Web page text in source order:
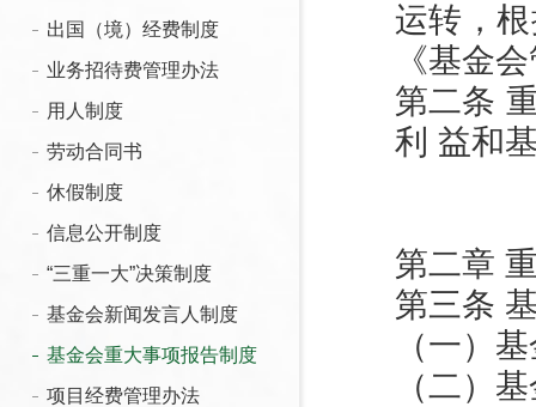
出国（境）经费制度
业务招待费管理办法
用人制度
劳动合同书
休假制度
信息公开制度
“三重一大”决策制度
基金会新闻发言人制度
基金会重大事项报告制度
项目经费管理办法
运转，
《基金
第二条
利 益和
第二章
第三条
（一）
（二）